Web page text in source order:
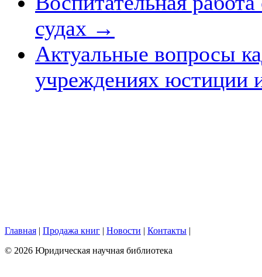
судах →
Актуальные вопросы
учреждениях юстиции
Главная | Продажа книг | Новости | Контакты |
© 2026 Юридическая научная библиотека